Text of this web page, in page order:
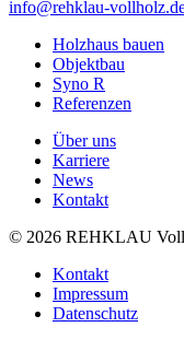
info@rehklau-
Holzhaus bauen
Objektbau
Syno R
Referenzen
Über uns
Karriere
News
Kontakt
© 2026 REHKLAU
Kontakt
Impressum
Datenschutz